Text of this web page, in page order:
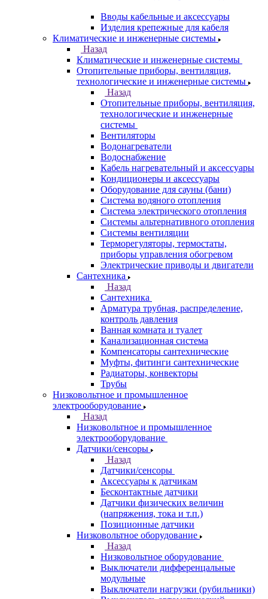
Вводы кабельные и аксессуары
Изделия крепежные для кабеля
Климатические и инженерные системы
Назад
Климатические и инженерные системы
Отопительные приборы, вентиляция,
технологические и инженерные системы
Назад
Отопительные приборы, вентиляция,
технологические и инженерные
системы
Вентиляторы
Водонагреватели
Водоснабжение
Кабель нагревательный и аксессуары
Кондиционеры и аксессуары
Оборудование для сауны (бани)
Система водяного отопления
Система электрического отопления
Системы альтернативного отопления
Системы вентиляции
Терморегуляторы, термостаты,
приборы управления обогревом
Электрические приводы и двигатели
Сантехника
Назад
Сантехника
Арматура трубная, распределение,
контроль давления
Ванная комната и туалет
Канализационная система
Компенсаторы сантехнические
Муфты, фитинги сантехнические
Радиаторы, конвекторы
Трубы
Низковольтное и промышленное
электрооборудование
Назад
Низковольтное и промышленное
электрооборудование
Датчики/сенсоры
Назад
Датчики/сенсоры
Аксессуары к датчикам
Бесконтактные датчики
Датчики физических величин
(напряжения, тока и т.п.)
Позиционные датчики
Низковольтное оборудование
Назад
Низковольтное оборудование
Выключатели дифференцальные
модульные
Выключатели нагрузки (рубильники)